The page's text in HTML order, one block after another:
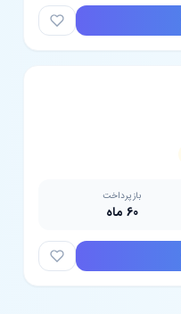
بازپرداخت
60 ماه